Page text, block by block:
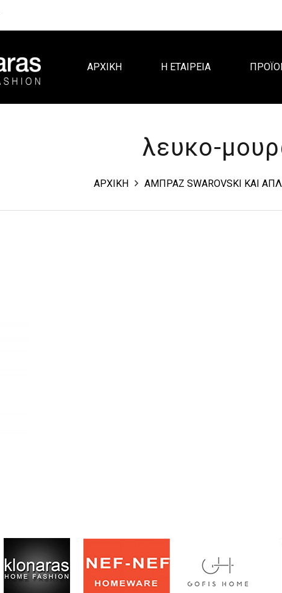
ΑΡΧΙΚΗ Η ΕΤΑΙΡΕΙΑ
λευκο-
ΑΡΧΙΚΗ ΑΜΠΡΑΖ SWAROVSKI KAI